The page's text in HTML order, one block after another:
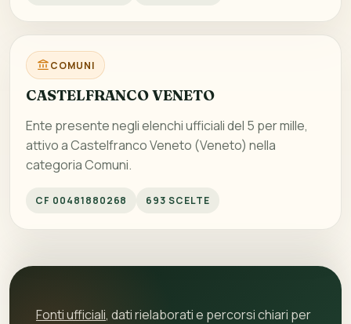
COMUNI
CASTELFRANCO VENETO
Ente presente negli elenchi ufficiali del 5 per mille,
attivo a Castelfranco Veneto (Veneto) nella
categoria Comuni.
CF 00481880268 693 SCELTE
Fonti ufficiali, dati rielaborati e percorsi chiari per